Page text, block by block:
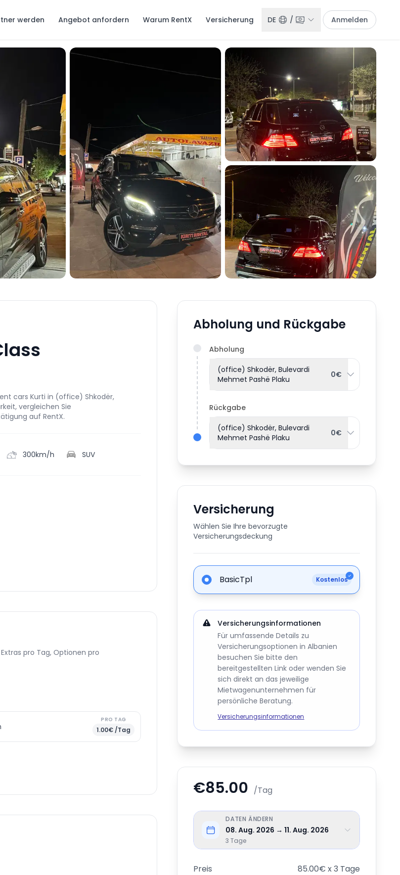
werden Angebot anfordern Warum RentX Versicherung DE / Anmelden
cars Kurti in (office) Shkodër,
vergleichen Sie
auf RentX.
300km/h SUV
pro Tag, Optionen pro
PRO TAG
1.00€ /Tag
Abholung und Rückgabe
Abholung
(office) Shkodër, Bulevardi
Mehmet Pashë Plaku
0€
Rückgabe
(office) Shkodër, Bulevardi
Mehmet Pashë Plaku
0€
Versicherung
Wählen Sie Ihre bevorzugte
Versicherungsdeckung
BasicTpl Kostenlos
Versicherungsinformationen
Für umfassende Details zu
Versicherungsoptionen in Albanien
besuchen Sie bitte den
bereitgestellten Link oder wenden Sie
sich direkt an das jeweilige
Mietwagenunternehmen für
persönliche Beratung.
Versicherungsinformationen
€85.00 /Tag
DATEN ÄNDERN
08. Aug. 2026 → 11. Aug. 2026
3 Tage
Preis
85.00€ x 3 Tage